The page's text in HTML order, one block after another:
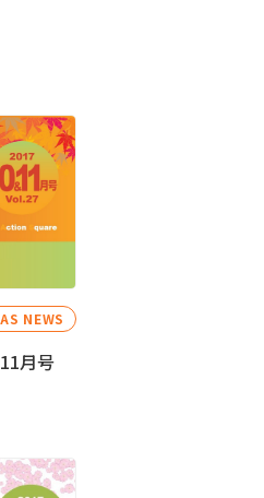
NEWS
月号